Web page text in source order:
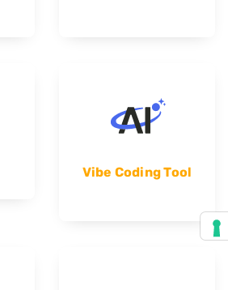
Vibe Coding Tool